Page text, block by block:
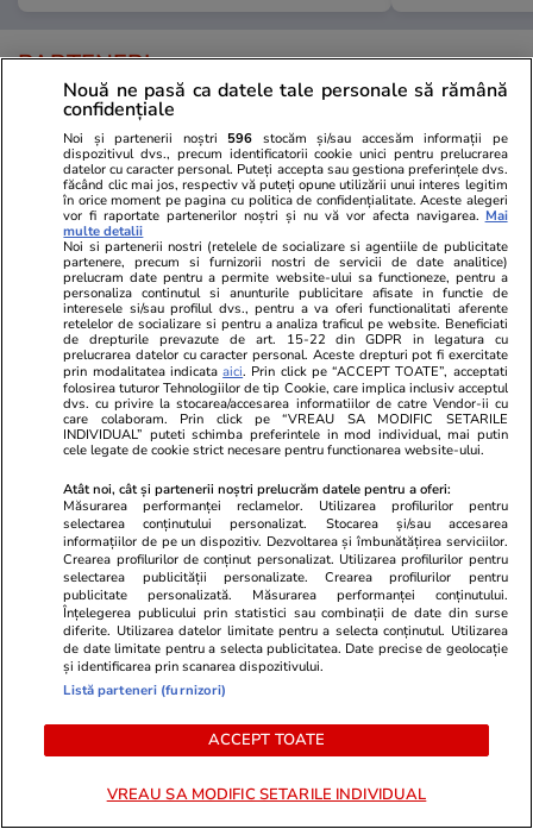
PARTENERI
GSP.ro
Marea rivală a Simonei Halep, de
nerecunoscut pe plajele din
Grecia
GSP.ro
Ce s-a
Mircea
Nouă ne pasă ca datele tale personale să rămână
confidențiale
Noi și partenerii noștri 596 stocăm și/sau accesăm informații pe
dispozitivul dvs., precum identificatorii cookie unici pentru prelucrarea
datelor cu caracter personal. Puteți accepta sau gestiona preferințele dvs.
făcând clic mai jos, respectiv vă puteți opune utilizării unui interes legitim
în orice moment pe pagina cu politica de confidențialitate. Aceste alegeri
vor fi raportate partenerilor noștri și nu vă vor afecta navigarea. Mai
multe detalii
Noi si partenerii nostri (retelele de socializare si agentiile de publicitate
partenere, precum si furnizorii nostri de servicii de date analitice)
prelucram date pentru a permite website-ului sa functioneze, pentru a
personaliza continutul si anunturile publicitare afisate in functie de
interesele si/sau profilul dvs., pentru a va oferi functionalitati aferente
retelelor de socializare si pentru a analiza traficul pe website. Beneficiati
de drepturile prevazute de art. 15-22 din GDPR in legatura cu
prelucrarea datelor cu caracter personal. Aceste drepturi pot fi exercitate
prin modalitatea indicataaici. Prin click pe “ACCEPT TOATE”, acceptati
folosirea tuturor Tehnologiilor de tip Cookie, care implica inclusiv acceptul
dvs. cu privire la stocarea/accesarea informatiilor de catre Vendor-ii cu
care colaboram. Prin click pe “VREAU SA MODIFIC SETARILE
INDIVIDUAL” puteti schimba preferintele in mod individual, mai putin
cele legate de cookie strict necesare pentru functionarea website-ului.
Atât noi, cât și partenerii noștri prelucrăm datele pentru a oferi:
Măsurarea performanței reclamelor. Utilizarea profilurilor pentru
selectarea conținutului personalizat. Stocarea și/sau accesarea
informațiilor de pe un dispozitiv. Dezvoltarea și îmbunătățirea serviciilor.
Crearea profilurilor de conținut personalizat. Utilizarea profilurilor pentru
selectarea publicității personalizate. Crearea profilurilor pentru
publicitate personalizată. Măsurarea performanței conținutului.
Înțelegerea publicului prin statistici sau combinații de date din surse
diferite. Utilizarea datelor limitate pentru a selecta conținutul. Utilizarea
de date limitate pentru a selecta publicitatea. Date precise de geolocație
și identificarea prin scanarea dispozitivului.
Listă parteneri (furnizori)
ACCEPT TOATE
VREAU SA MODIFIC SETARILE INDIVIDUAL